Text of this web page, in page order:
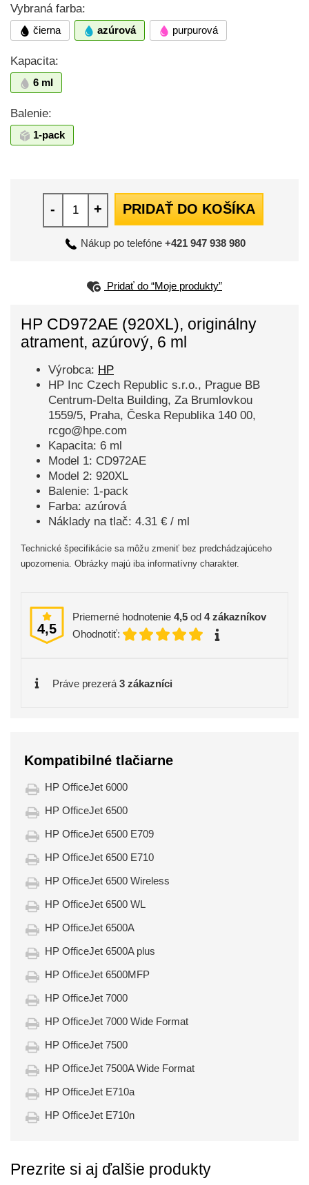
Vybraná farba:
čierna azúrová purpurová
Kapacita:
6 ml
Balenie:
1-pack
- + PRIDAŤ DO KOŠÍKA
Nákup po telefóne +421 947 938 980
Pridať do “Moje produkty”
HP CD972AE (920XL), originálny
atrament, azúrový, 6 ml
Výrobca: HP
HP Inc Czech Republic s.r.o., Prague BB
Centrum-Delta Building, Za Brumlovkou
1559/5, Praha, Česka Republika 140 00,
rcgo@hpe.com
Kapacita: 6 ml
Model 1: CD972AE
Model 2: 920XL
Balenie: 1-pack
Farba: azúrová
Náklady na tlač: 4.31 € / ml
Technické špecifikácie sa môžu zmeniť bez predchádzajúceho
upozornenia. Obrázky majú iba informatívny charakter.
4,5
Priemerné hodnotenie 4,5 od 4 zákazníkov
Ohodnotiť:
Práve prezerá 3 zákazníci
Kompatibilné tlačiarne
HP OfficeJet 6000
HP OfficeJet 6500
HP OfficeJet 6500 E709
HP OfficeJet 6500 E710
HP OfficeJet 6500 Wireless
HP OfficeJet 6500 WL
HP OfficeJet 6500A
HP OfficeJet 6500A plus
HP OfficeJet 6500MFP
HP OfficeJet 7000
HP OfficeJet 7000 Wide Format
HP OfficeJet 7500
HP OfficeJet 7500A Wide Format
HP OfficeJet E710a
HP OfficeJet E710n
Prezrite si aj ďalšie produkty